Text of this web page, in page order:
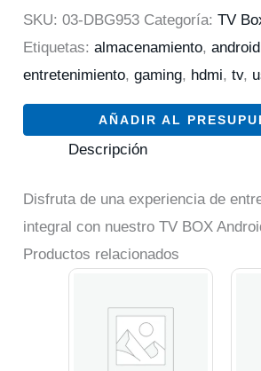
SKU:03-DBG953 Categoría:TV
Etiquetas:almacenamiento,android
entretenimiento,gaming, hdmi,tv,
AÑADIR AL
Descripción
Disfruta de una experiencia de
integral con nuestro TV BOX
Productos relacionados